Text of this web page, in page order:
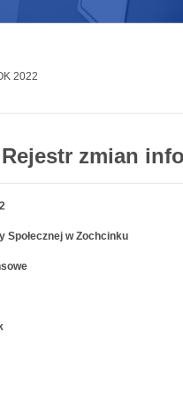
2022
Rejestr zmian
Społecznej w Zochcinku